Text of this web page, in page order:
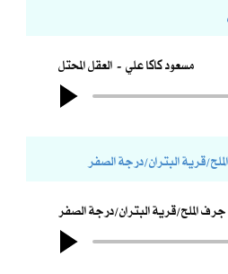
العقل المحتل مسعود كاكا علي
قرية البتران/درجة الصفر
الملح/قرية البتران/درجة الصفر